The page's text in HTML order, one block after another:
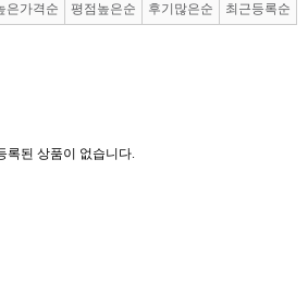
은가격순 평점높은순 후기많은순 최근등록순
록된 상품이 없습니다.